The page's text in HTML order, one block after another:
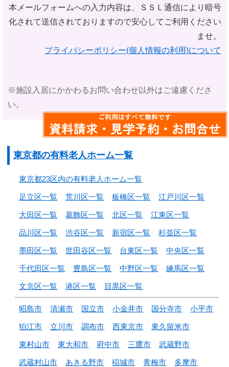
本メールフォームへの入力内容は、ＳＳＬ通信により暗号
化されて送信されておりますので安心してご利用ください
ませ。
プライバシーポリシー(個人情報の利用)について
※施設入居にかかわるお問い合わせ以外はご遠慮くださ
い。
東京都の有料老人ホーム一覧
東京都23区内の有料老人ホーム一覧
足立区一覧 荒川区一覧 板橋区一覧 江戸川区一覧
大田区一覧 葛飾区一覧 北区一覧 江東区一覧
品川区一覧 渋谷区一覧 新宿区一覧 杉並区一覧
墨田区一覧 世田谷区一覧 台東区一覧 中央区一覧
千代田区一覧 豊島区一覧 中野区一覧 練馬区一覧
文京区一覧 港区一覧 目黒区一覧
昭島市 清瀬市 国立市 小金井市 国分寺市 小平市
狛江市 立川市 調布市 西東京市 東久留米市
東村山市 東大和市 府中市 三鷹市 武蔵野市
武蔵村山市 あきる野市 稲城市 青梅市 多摩市